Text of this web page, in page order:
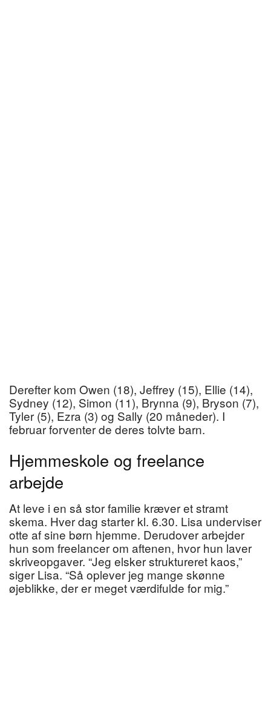
Derefter kom Owen (18), Jeffrey (15), Ellie (14),
Sydney (12), Simon (11), Brynna (9), Bryson (7),
Tyler (5), Ezra (3) og Sally (20 måneder). I
februar forventer de deres tolvte barn.
Hjemmeskole og freelance
arbejde
At leve i en så stor familie kræver et stramt
skema. Hver dag starter kl. 6.30. Lisa underviser
otte af sine børn hjemme. Derudover arbejder
hun som freelancer om aftenen, hvor hun laver
skriveopgaver. “Jeg elsker struktureret kaos,”
siger Lisa. “Så oplever jeg mange skønne
øjeblikke, der er meget værdifulde for mig.”